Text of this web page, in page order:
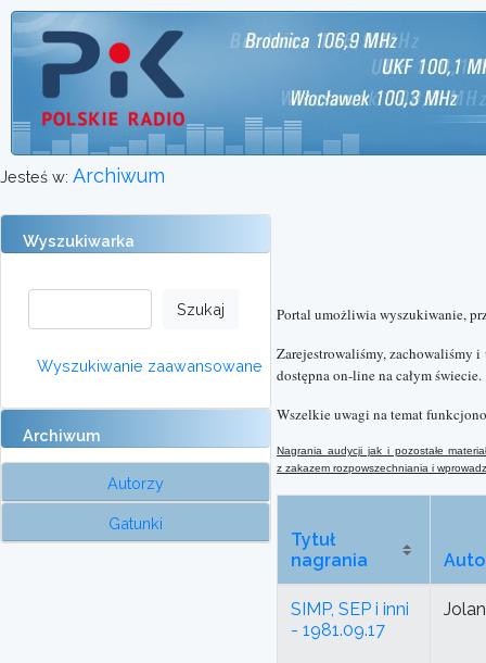
Jesteś w: Archiwum
Wyszukiwarka
Wyszukiwanie zaawansowane
Archiwum
Autorzy
Gatunki
Portal umożliwia wyszukiwanie,
Zarejestrowaliśmy, zachowaliśmy
dostępna on-line na całym świecie.
Wszelkie uwagi na temat
Nagrania audycji jak i pozostałe
z zakazem rozpowszechniania i
Tytuł
nagrania
SIMP, SEP i inni
- 1981.09.17